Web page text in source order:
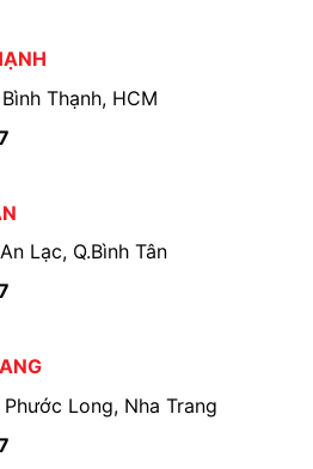
Thạnh, HCM
Lạc, Q.Bình Tân
Long, Nha Trang